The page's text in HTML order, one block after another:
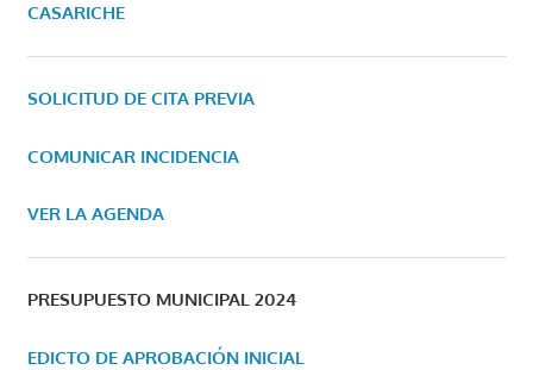
CASARICHE
SOLICITUD DE CITA PREVIA
COMUNICAR INCIDENCIA
VER LA AGENDA
PRESUPUESTO MUNICIPAL 2024
EDICTO DE APROBACIÓN INICIAL